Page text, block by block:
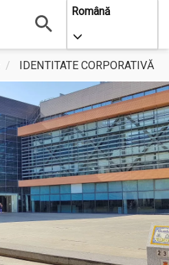
Română
Toggle
IDENTITATE CORPORATIVĂ